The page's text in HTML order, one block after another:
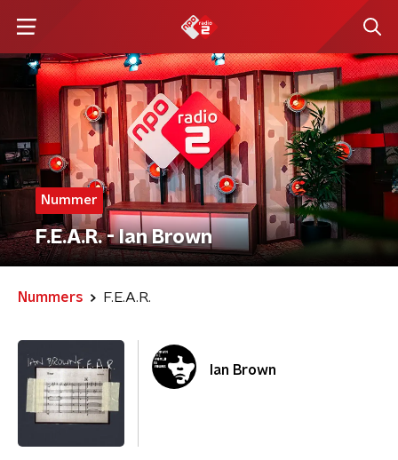
Nummer
F.E.A.R. - Ian Brown
Nummers F.E.A.R.
Ian Brown